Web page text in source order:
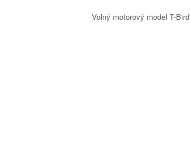
Volný motorový model T-Bird